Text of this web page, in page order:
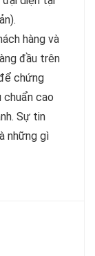
hàng và
đầu trên
chứng
chuẩn cao
Sự tin
những gì